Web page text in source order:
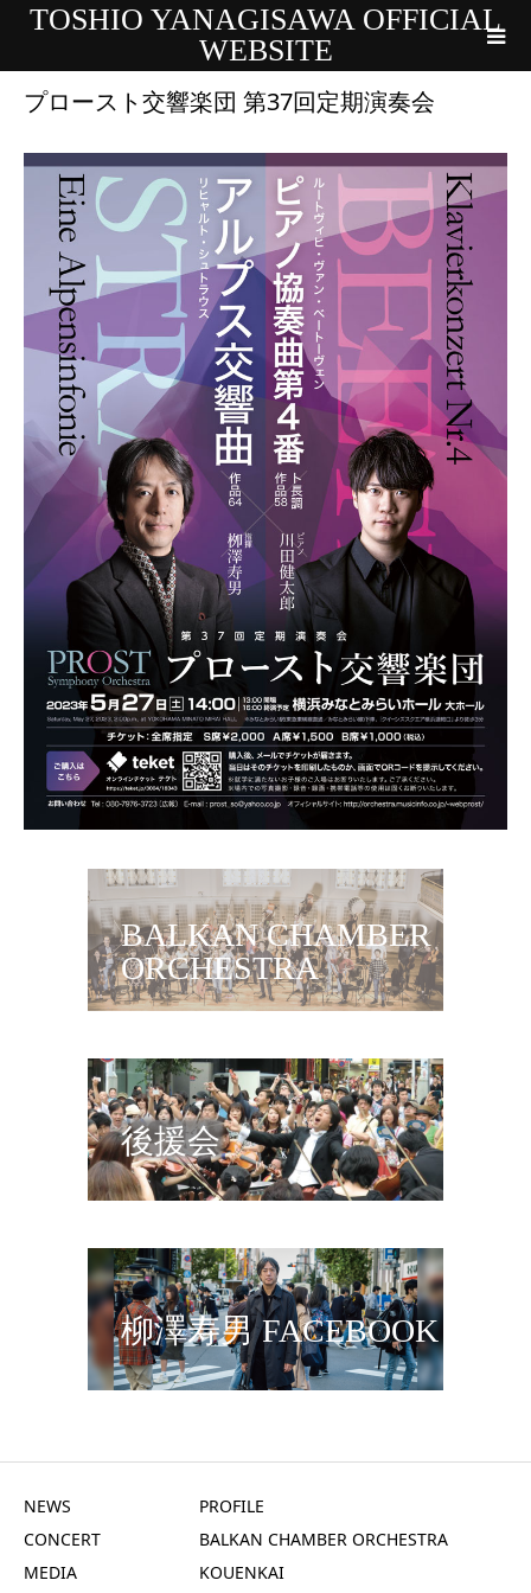
TOSHIO YANAGISAWA OFFICIAL
WEBSITE
プロースト交響楽団 第37回定期演奏会
BALKAN CHAMBER
ORCHESTRA
後援会
柳澤寿男 FACEBOOK
NEWS
CONCERT
MEDIA
PROFILE
BALKAN CHAMBER ORCHESTRA
KOUENKAI